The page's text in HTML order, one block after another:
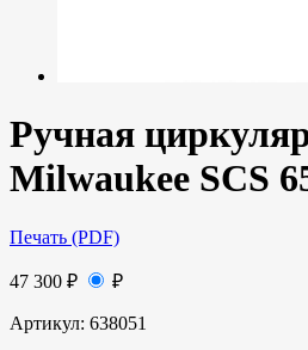
Ручная
Milwaukee SCS
Печать (PDF)
47 300 ₽ ₽
Артикул: 638051